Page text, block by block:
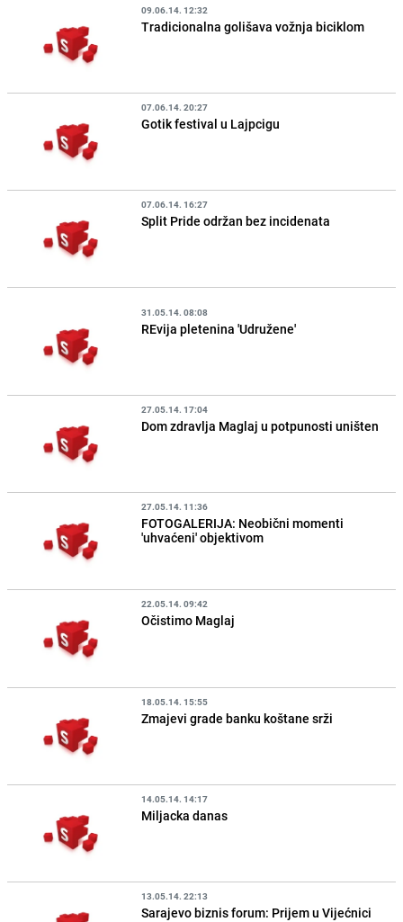
09.06.14. 12:32
Tradicionalna golišava vožnja biciklom
07.06.14. 20:27
Gotik festival u Lajpcigu
07.06.14. 16:27
Split Pride održan bez incidenata
31.05.14. 08:08
REvija pletenina 'Udružene'
27.05.14. 17:04
Dom zdravlja Maglaj u potpunosti uništen
27.05.14. 11:36
FOTOGALERIJA: Neobični momenti
'uhvaćeni' objektivom
22.05.14. 09:42
Očistimo Maglaj
18.05.14. 15:55
Zmajevi grade banku koštane srži
14.05.14. 14:17
Miljacka danas
13.05.14. 22:13
Sarajevo biznis forum: Prijem u Vijećnici